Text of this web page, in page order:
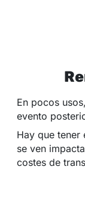
En pocos
evento
Hay que tener
se ven
costes de